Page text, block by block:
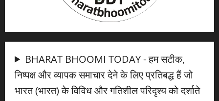
BHARAT BHOOMI TODAY - हम सटीक,
निष्पक्ष और व्यापक समाचार देने के लिए प्रतिबद्ध हैं जो
भारत (भारत) के विविध और गतिशील परिदृश्य को दर्शाते